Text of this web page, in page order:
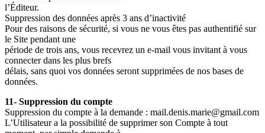
l’Éditeur.
Suppression des données après 3 ans d’inactivité
Pour des raisons de sécurité, si vous ne vous êtes pas authentifié sur
le Site pendant une
période de trois ans, vous recevrez un e-mail vous invitant à vous
connecter dans les plus brefs
délais, sans quoi vos données seront supprimées de nos bases de
données.
11- Suppression du compte
Suppression du compte à la demande : mail.denis.marie@gmail.com
L’Utilisateur a la possibilité de supprimer son Compte à tout